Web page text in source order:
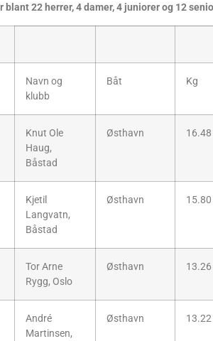
blant 22 herrer, 4 damer, 4 juniorer og 12
Navn og
klubb
Båt Kg
Knut Ole
Haug,
Båstad
Østhavn 16.48
Kjetil
Langvatn,
Båstad
Østhavn 15.80
Tor Arne
Rygg, Oslo
Østhavn 13.26
André
Martinsen,
Østhavn 13.22